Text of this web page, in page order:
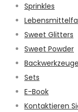
Sprinkles
Sweet Glitters
Sweet Powder
Backwerkzeuge
Sets
E-Book
Kontaktieren